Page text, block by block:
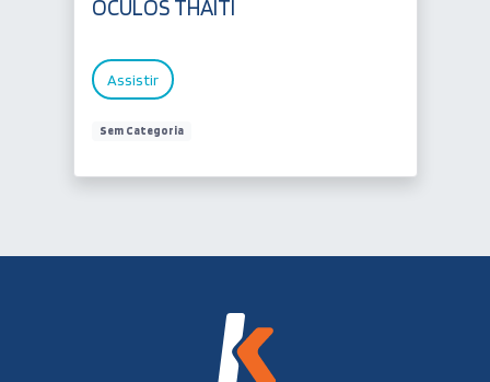
ÓCULOS THAITI
Assistir
Sem Categoria